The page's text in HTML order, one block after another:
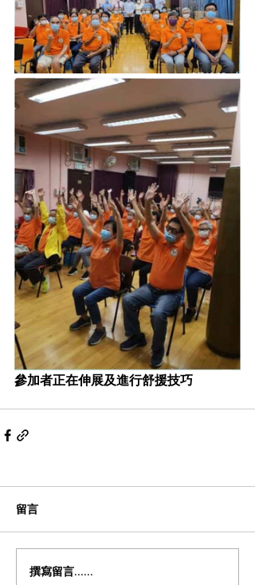
參加者正在伸展及進行舒援技巧
留言
撰寫留言......